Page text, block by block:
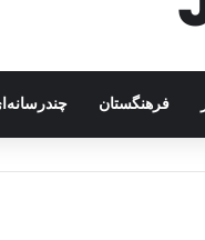
فرهنگستان